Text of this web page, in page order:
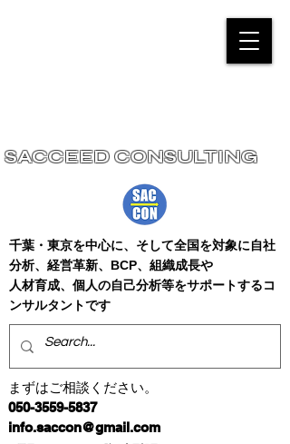
まずはご相談ください。
050-3559-5837
info.saccon@gmail.com​
千葉・東京を中心に、そして全国を対象に自社
分析、経営革新、BCP、組織成長や
人材育成、個人の自己分析等をサポートするコ
ンサルタントです
SACCEED CONSULTING